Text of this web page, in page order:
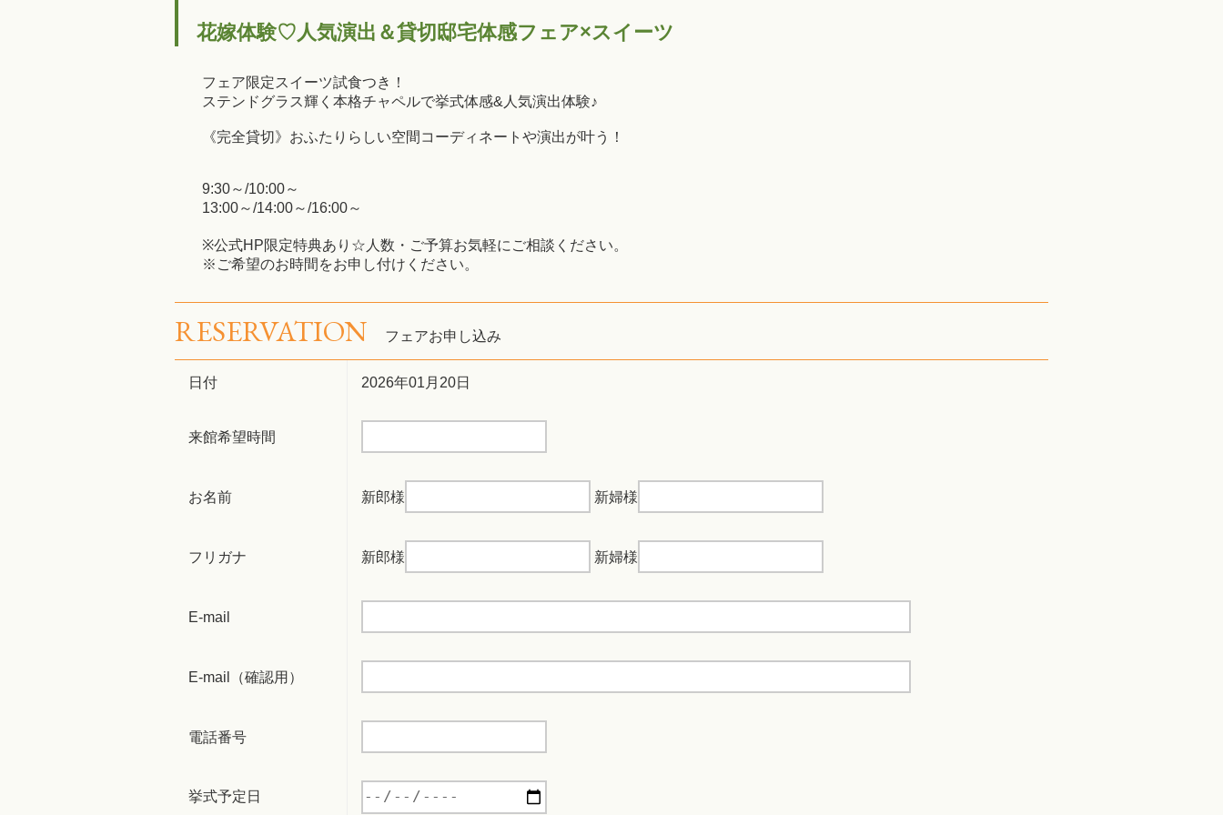
花嫁体験♡人気演出＆貸切邸宅体感フェア×スイーツ
フェア限定スイーツ試食つき！
ステンドグラス輝く本格チャペルで挙式体感&人気演出体験♪
《完全貸切》おふたりらしい空間コーディネートや演出が叶う！
9:30～/10:00～
13:00～/14:00～/16:00～
※公式HP限定特典あり☆人数・ご予算お気軽にご相談ください。
※ご希望のお時間をお申し付けください。
RESERVATION フェアお申し込み
日付 2026年01月20日
来館希望時間
お名前 新郎様 新婦様
フリガナ 新郎様 新婦様
E-mail
E-mail（確認用）
電話番号
挙式予定日